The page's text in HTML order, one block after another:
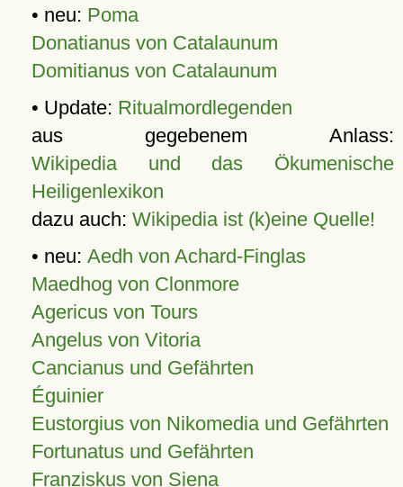
• neu: Poma
Donatianus von Catalaunum
Domitianus von Catalaunum
• Update: Ritualmordlegenden
aus gegebenem Anlass:
Wikipedia und das Ökumenische
Heiligenlexikon
dazu auch: Wikipedia ist (k)eine Quelle!
• neu: Aedh von Achard-Finglas
Maedhog von Clonmore
Agericus von Tours
Angelus von Vitoria
Cancianus und Gefährten
Éguinier
Eustorgius von Nikomedia und Gefährten
Fortunatus und Gefährten
Franziskus von Siena